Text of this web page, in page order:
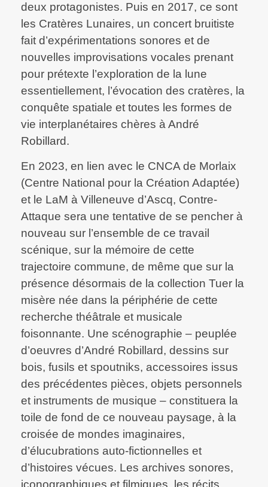
deux protagonistes. Puis en 2017, ce sont
les Cratères Lunaires, un concert bruitiste
fait d’expérimentations sonores et de
nouvelles improvisations vocales prenant
pour prétexte l’exploration de la lune
essentiellement, l’évocation des cratères, la
conquête spatiale et toutes les formes de
vie interplanétaires chères à André
Robillard.
En 2023, en lien avec le CNCA de Morlaix
(Centre National pour la Création Adaptée)
et le LaM à Villeneuve d’Ascq, Contre-
Attaque sera une tentative de se pencher à
nouveau sur l’ensemble de ce travail
scénique, sur la mémoire de cette
trajectoire commune, de même que sur la
présence désormais de la collection Tuer la
misère née dans la périphérie de cette
recherche théâtrale et musicale
foisonnante. Une scénographie – peuplée
d’oeuvres d’André Robillard, dessins sur
bois, fusils et spoutniks, accessoires issus
des précédentes pièces, objets personnels
et instruments de musique – constituera la
toile de fond de ce nouveau paysage, à la
croisée de mondes imaginaires,
d’élucubrations auto-fictionnelles et
d’histoires vécues. Les archives sonores,
iconographiques et filmiques, les récits,